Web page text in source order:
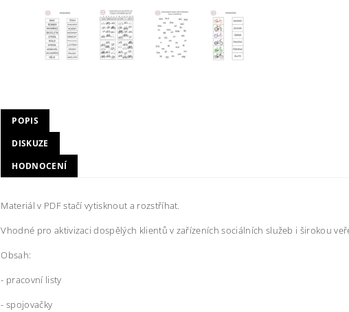
POPIS
DISKUZE
HODNOCENÍ
Materiál v PDF stačí vytisknout a rozstříhat.
Vhodné pro aktivizaci dospělých klientů v zařízeních sociálních služeb i širokou
Obsah:
- pracovní listy
- spojovačky